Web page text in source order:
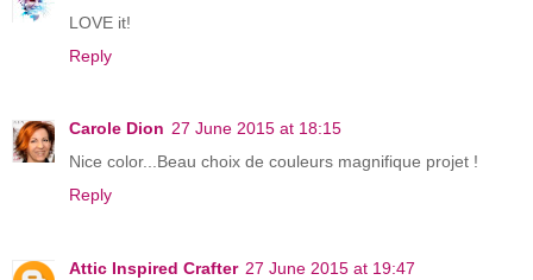
LOVE it!
Reply
Carole Dion 27 June 2015 at 18:15
Nice color...Beau choix de couleurs magnifique projet !
Reply
Attic Inspired Crafter 27 June 2015 at 19:47